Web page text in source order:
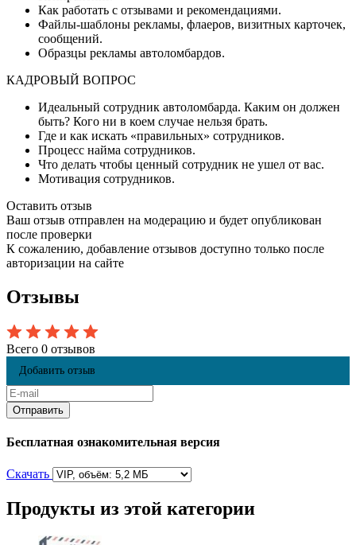
Как работать с отзывами и рекомендациями.
Файлы-шаблоны рекламы, флаеров, визитных карточек,
сообщений.
Образцы рекламы автоломбардов.
КАДРОВЫЙ ВОПРОС
Идеальный сотрудник автоломбарда. Каким он должен
быть? Кого ни в коем случае нельзя брать.
Где и как искать «правильных» сотрудников.
Процесс найма сотрудников.
Что делать чтобы ценный сотрудник не ушел от вас.
Мотивация сотрудников.
Оставить отзыв
Ваш отзыв отправлен на модерацию и будет опубликован
после проверки
К сожалению, добавление отзывов доступно только после
авторизации на сайте
Отзывы
Всего 0 отзывов
Добавить отзыв
Бесплатная ознакомительная версия
Скачать
Продукты из этой категории